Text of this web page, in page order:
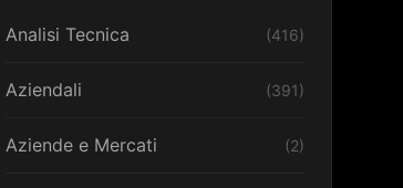
Analisi Tecnica (416)
Aziendali (391)
Aziende e Mercati (2)